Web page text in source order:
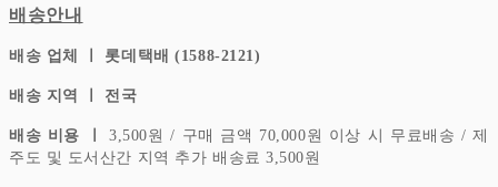
배송안내
배송 업체 ㅣ 롯데택배 (1588-2121)
배송 지역 ㅣ 전국
배송 비용 ㅣ3,500원 / 구매 금액 70,000원 이상 시 무료배송 / 제
주도 및 도서산간 지역 추가 배송료 3,500원